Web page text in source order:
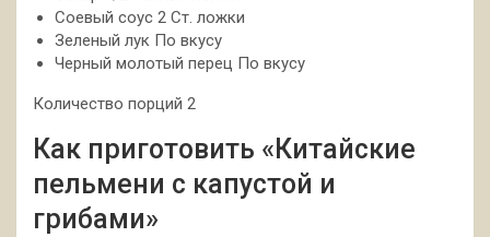
Соевый соус 2 Ст. ложки
Зеленый лук По вкусу
Черный молотый перец По вкусу
Количество порций 2
Как приготовить «Китайские
пельмени с капустой и
грибами»